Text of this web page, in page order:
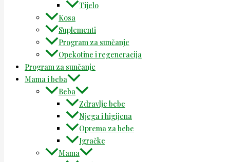
Tijelo
Kosa
Suplementi
Program za sunčanje
Opekotine i regeneracija
Program za sunčanje
Mama i beba
Beba
Zdravlje bebe
Njega i higijena
Oprema za bebe
Igračke
Mama